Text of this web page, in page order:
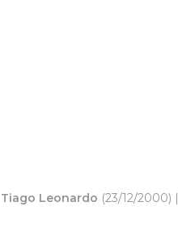
Tiago Leonardo (23/12/2000)